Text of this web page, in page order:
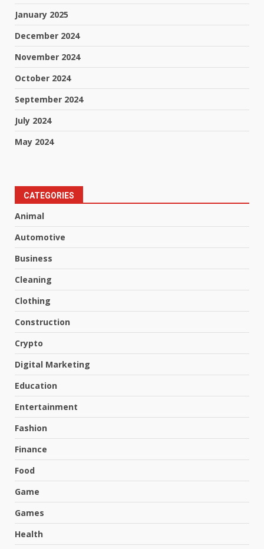
January 2025
December 2024
November 2024
October 2024
September 2024
July 2024
May 2024
CATEGORIES
Animal
Automotive
Business
Cleaning
Clothing
Construction
Crypto
Digital Marketing
Education
Entertainment
Fashion
Finance
Food
Game
Games
Health